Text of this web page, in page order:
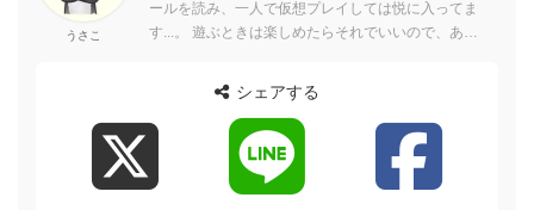
うさこ
ールを読み、一人で仮想プレイしては悦に入ってま
す...。 遊ぶときは楽しめたらそれでいいので、あま
シェアする